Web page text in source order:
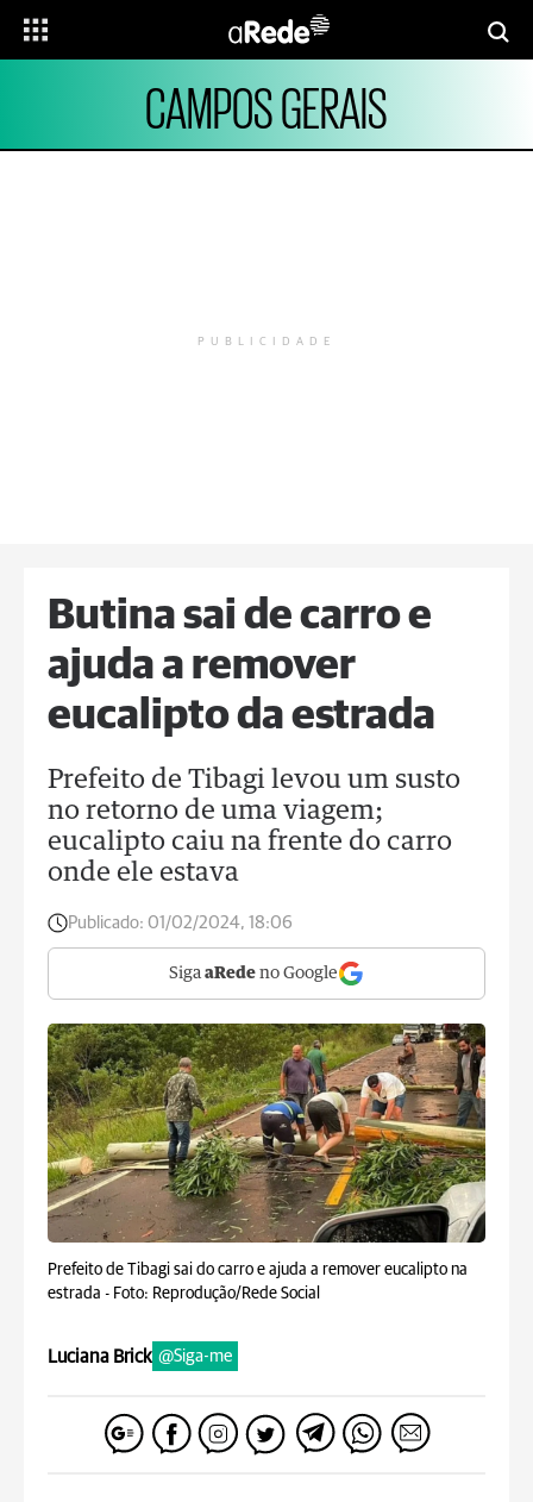
CAMPOS GERAIS
PUBLICIDADE
Butina sai de carro e
ajuda a remover
eucalipto da estrada
Prefeito de Tibagi levou um susto
no retorno de uma viagem;
eucalipto caiu na frente do carro
onde ele estava
Publicado: 01/02/2024, 18:06
Siga aRede no Google
Prefeito de Tibagi sai do carro e ajuda a remover eucalipto na
estrada - Foto: Reprodução/Rede Social
Luciana Brick @Siga-me